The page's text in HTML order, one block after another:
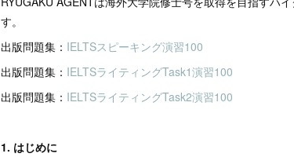
す。
出版問題集： IELTSスピーキング演習100
出版問題集： IELTSライティングTask1演習100
出版問題集： IELTSライティングTask2演習100
1. はじめに